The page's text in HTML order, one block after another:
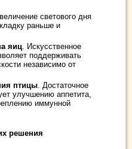
светового дня
раньше и
яиц . Искусственное
поддерживать
независимо от
птицы . Достаточное
улучшению аппетита,
иммунной
решения